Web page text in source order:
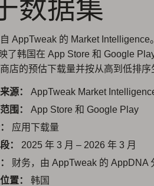
AppTweak 的 Market
了韩国在 App Store 和 Google
店的预估下载量并按从高到低排序
源：
AppTweak Market
围：
App Store 和 Google Play
应用下载量
：
2025 年 3 月 – 2026 年 3 月
财务，由 AppTweak 的 AppDNA
置：
韩国